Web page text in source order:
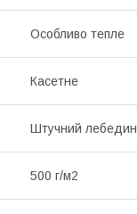
Особливо тепле
Касетне
Штучний
500 г/м2